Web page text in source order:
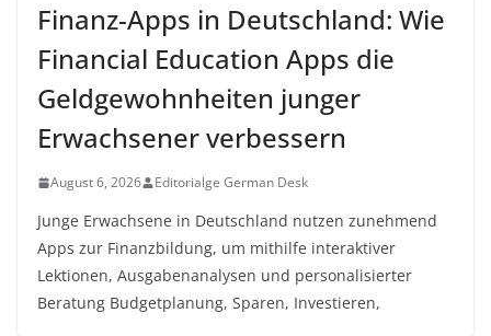
Finanz-Apps in Deutschland: Wie
Financial Education Apps die
Geldgewohnheiten junger
Erwachsener verbessern
August 6, 2026 Editorialge German Desk
Junge Erwachsene in Deutschland nutzen zunehmend
Apps zur Finanzbildung, um mithilfe interaktiver
Lektionen, Ausgabenanalysen und personalisierter
Beratung Budgetplanung, Sparen, Investieren,